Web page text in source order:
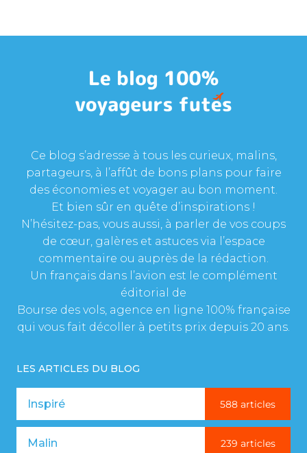
Ce blog s’adresse à tous les curieux, malins,
partageurs, à l’affût de bons plans pour faire
des économies et voyager au bon moment.
Et bien sûr en quête d’inspirations !
N’hésitez-pas, vous aussi, à parler de vos coups
de cœur, galères et astuces via l’espace
commentaire ou auprès de la rédaction.
Un français dans l’avion est le complément
éditorial de
Bourse des vols, agence en ligne 100% française
qui vous fait décoller à petits prix depuis 20 ans.
LES ARTICLES DU BLOG
Inspiré 588 articles
Malin 239 articles